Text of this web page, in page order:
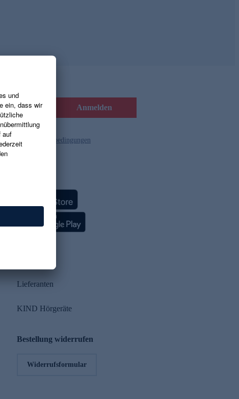
Anmelden
und die Gutscheinbedingungen
Lieferanten
KIND Hörgeräte
Bestellung widerrufen
Widerrufsformular